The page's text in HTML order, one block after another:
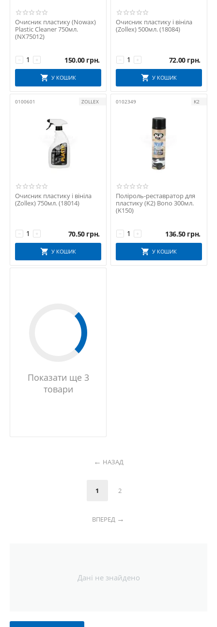
Очисник пластику (Nowax)
Plastic Cleaner 750мл.
(NX75012)
+
− 150.00 грн.
У КОШИК
Очисник пластику і вініла
(Zollex) 500мл. (18084)
+
− 72.00 грн.
У КОШИК
0100601 ZOLLEX
Очисник пластику і вініла
(Zollex) 750мл. (18014)
+
− 70.50 грн.
У КОШИК
0102349 K2
Поліроль-реставратор для
пластику (K2) Bono 300мл.
(K150)
+
− 136.50 грн.
У КОШИК
Показати ще 3
товари
НАЗАД
1 2
ВПЕРЕД
Дані не знайдено